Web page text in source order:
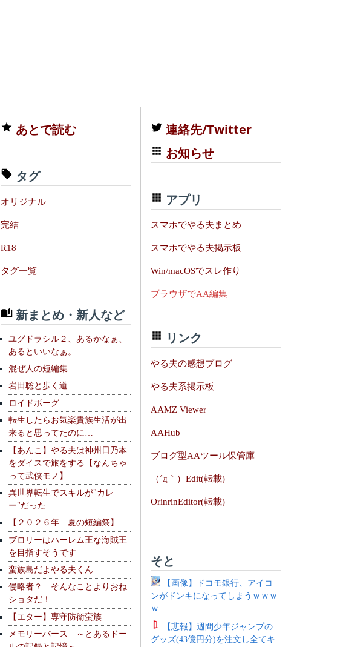
あとで読む
タグ
オリジナル
完結
R18
タグ一覧
新まとめ・新人など
ユグドラシル２、あるかなぁ、
あるといいなぁ。
混ぜ人の短編集
岩田聡と歩く道
ロイドボーグ
転生したらお気楽貴族生活が出
来ると思ってたのに…
【あんこ】やる夫は神州日乃本
をダイスで旅をする【なんちゃ
って武侠モノ】
異世界転生でスキルが"カレ
ー"だった
【２０２６年 夏の短編祭】
ブロリーはハーレム王な海賊王
を目指すそうです
蛮族島だよやる夫くん
侵略者？ そんなことよりおね
ショタだ！
【エター】専守防衛蛮族
メモリーバース ～とあるドー
連絡先/Twitter
お知らせ
アプリ
スマホでやる夫まとめ
スマホでやる夫掲示板
Win/macOSでスレ作り
ブラウザでAA編集
リンク
やる夫の感想ブログ
やる夫系掲示板
AAMZ Viewer
AAHub
ブログ型AAツール保管庫
（´д｀）Edit(転載)
OrinrinEditor(転載)
そと
【画像】ドコモ銀行、アイコ
ンがドンキになってしまうｗｗｗ
ｗ
【悲報】週間少年ジャンプの
グッズ(43億円分)を注文し全てキ